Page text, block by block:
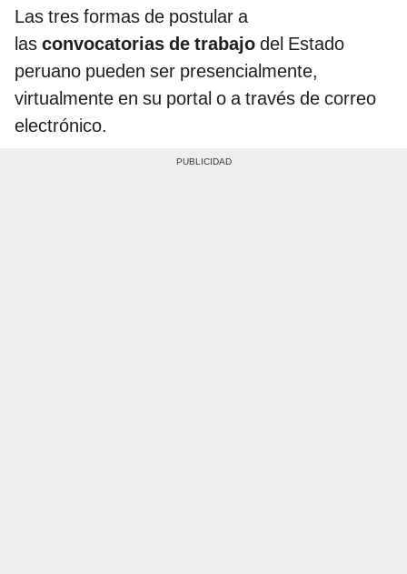
Las tres formas de postular a
las convocatorias de trabajo del Estado
peruano pueden ser presencialmente,
virtualmente en su portal o a través de correo
electrónico.